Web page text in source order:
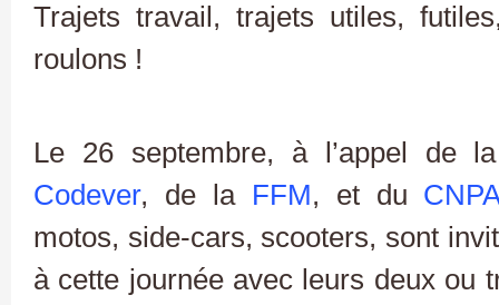
Trajets travail, trajets utiles,
roulons !
Le 26 septembre, à l’appel de
Codever, de la FFM, et du
motos, side-cars, scooters, sont
à cette journée avec leurs deux ou